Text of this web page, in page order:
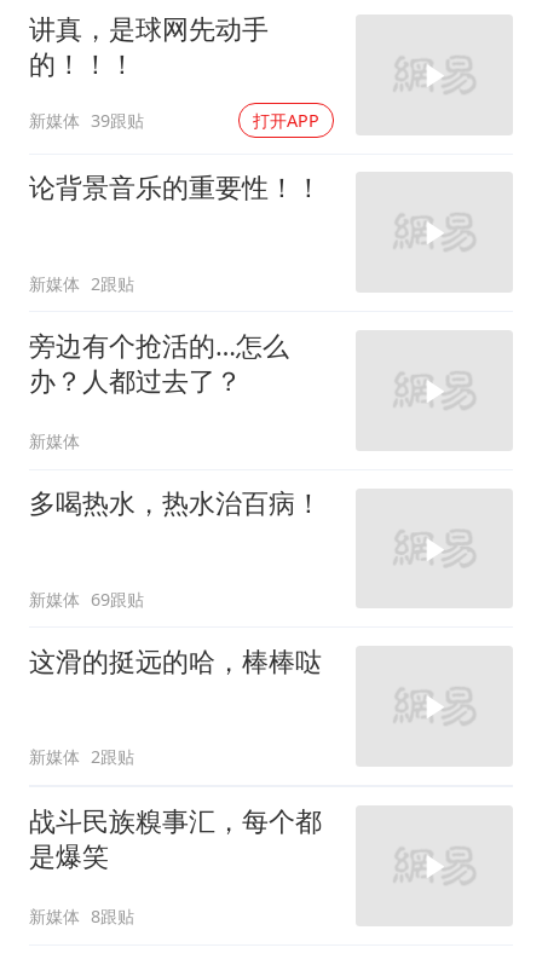
讲真，是球网先动手
的！！！
新媒体 39跟贴 打开APP
论背景音乐的重要性！！
新媒体 2跟贴
旁边有个抢活的…怎么
办？人都过去了？
新媒体
多喝热水，热水治百病！
新媒体 69跟贴
这滑的挺远的哈，棒棒哒
新媒体 2跟贴
战斗民族糗事汇，每个都
是爆笑
新媒体 8跟贴